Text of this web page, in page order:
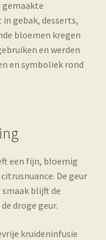
gemaakte
gebak, desserts,
bloemen kregen
en werden
en symboliek rond
een fijn, bloemig
De geur
blijft de
droge geur.
kruideninfusie